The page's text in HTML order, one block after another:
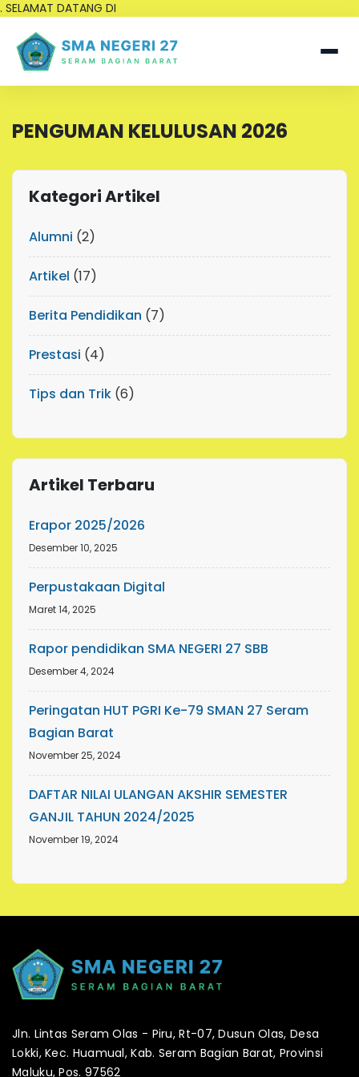
. SELAMAT DATANG DI
PENGUMAN KELULUSAN 2026
Kategori Artikel
Alumni (2)
Artikel (17)
Berita Pendidikan (7)
Prestasi (4)
Tips dan Trik (6)
Artikel Terbaru
Erapor 2025/2026
Desember 10, 2025
Perpustakaan Digital
Maret 14, 2025
Rapor pendidikan SMA NEGERI 27 SBB
Desember 4, 2024
Peringatan HUT PGRI Ke-79 SMAN 27 Seram
Bagian Barat
November 25, 2024
DAFTAR NILAI ULANGAN AKSHIR SEMESTER
GANJIL TAHUN 2024/2025
November 19, 2024
Jln. Lintas Seram Olas - Piru, Rt-07, Dusun Olas, Desa
Lokki, Kec. Huamual, Kab. Seram Bagian Barat, Provinsi
Maluku, Pos. 97562